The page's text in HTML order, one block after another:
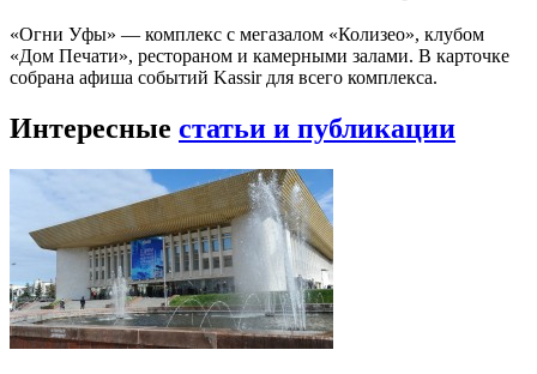
«Огни Уфы» — комплекс с мегазалом «Колизео», клубом
«Дом Печати», рестораном и камерными залами. В карточке
собрана афиша событий Kassir для всего комплекса.
Интересные статьи и публикации